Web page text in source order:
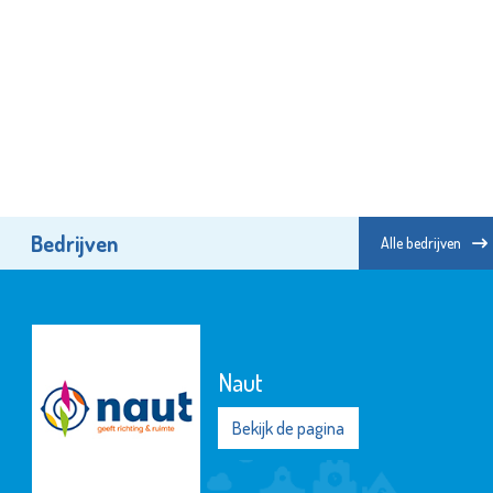
Bedrijven Alle bedrijven
Argos Zorggroep
Bekijk de pagina